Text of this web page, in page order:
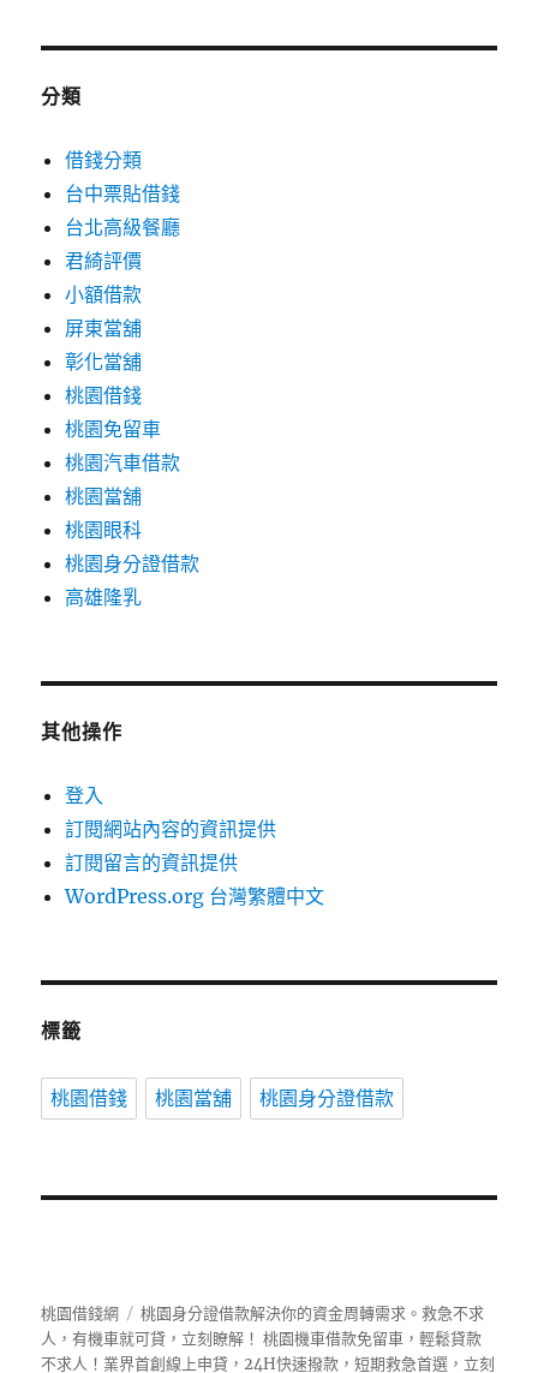
分類
借錢分類
台中票貼借錢
台北高級餐廳
君綺評價
小額借款
屏東當舖
彰化當舖
桃園借錢
桃園免留車
桃園汽車借款
桃園當舖
桃園眼科
桃園身分證借款
高雄隆乳
其他操作
登入
訂閱網站內容的資訊提供
訂閱留言的資訊提供
WordPress.org 台灣繁體中文
標籤
桃園借錢 桃園當舖 桃園身分證借款
桃園借錢網
桃園身分證借款解決你的資金周轉需求。救急不求
人，有機車就可貸，立刻瞭解！ 桃園機車借款免留車，輕鬆貸款
不求人！業界首創線上申貸，24H快速撥款，短期救急首選，立刻